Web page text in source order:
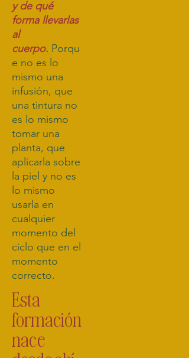
y de qué
forma llevarlas
al
cuerpo. Porqu
e no es lo
mismo una
infusión, que
una tintura no
es lo mismo
tomar una
planta, que
aplicarla sobre
la piel y no es
lo mismo
usarla en
cualquier
momento del
ciclo que en el
momento
correcto.
Esta
formación
nace